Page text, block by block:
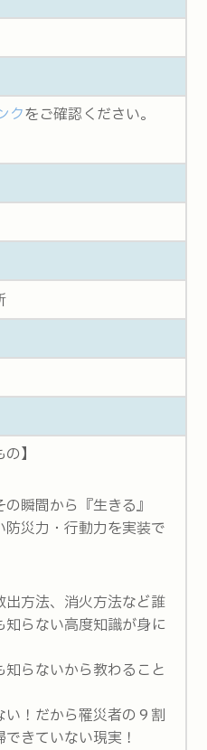
クをご確認ください。
】
瞬間から『生きる』
防災力・行動力を実装で
出方法、消火方法など誰
らない高度知識が身に
らないから教わること
！だから罹災者の９割
きていない現実！